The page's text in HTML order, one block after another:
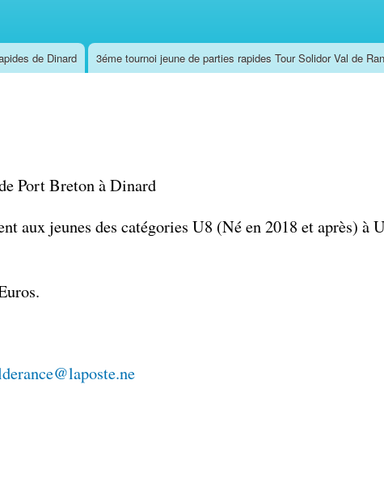
de Dinard 3éme tournoi jeune de parties rapides Tour Solidor Val de
Port Breton à Dinard
aux jeunes des catégories U8 (Né en 2018 et après) à